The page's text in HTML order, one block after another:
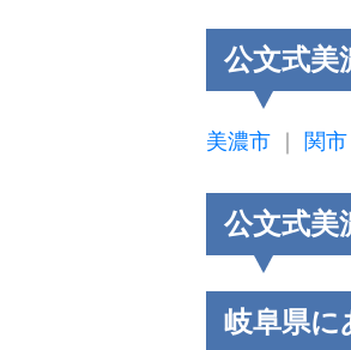
公文式美
美濃市 関市
公文式美
岐阜県に